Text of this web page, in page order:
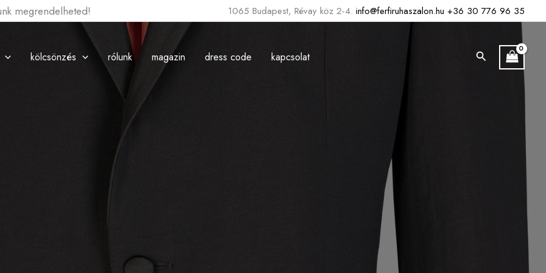
megrendelheted! 1065 Budapest, Révay köz 2-4. info@ferfiruhaszalon.hu +36 30 776 96 35
kölcsönzés rólunk magazin dress code kapcsolat Search